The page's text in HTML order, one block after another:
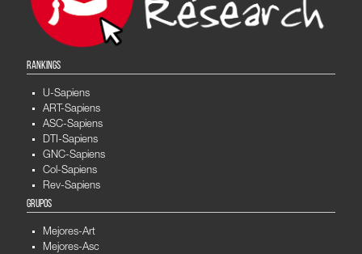
RANKINGS
U-Sapiens
ART-Sapiens
ASC-Sapiens
DTI-Sapiens
GNC-Sapiens
Col-Sapiens
Rev-Sapiens
GRUPOS
Mejores-Art
Mejores-Asc